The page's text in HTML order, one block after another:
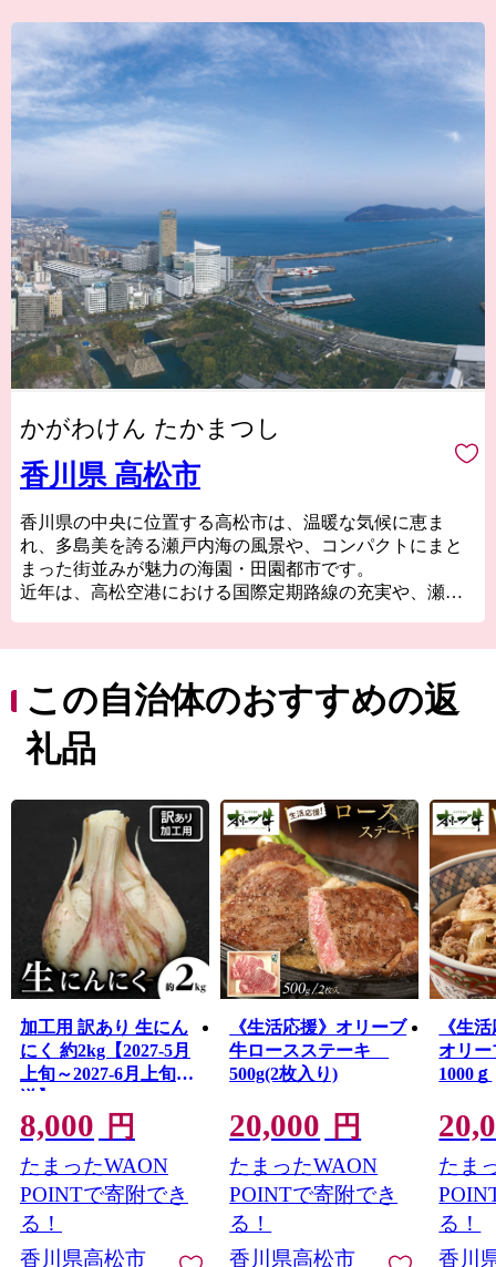
かがわけん たかまつし
香川県 高松市
香川県の中央に位置する高松市は、温暖な気候に恵ま
れ、多島美を誇る瀬戸内海の風景や、コンパクトにまと
まった街並みが魅力の海園・田園都市です。
近年は、高松空港における国際定期路線の充実や、瀬戸
から注目が高まっています。
誰もが訪れたくなる街、そして住みたくなる街へ。皆様
のお越しをお待ちしています。
この自治体のおすすめの返
礼品
加工用 訳あり 生にん
にく 約2kg【2027-5月
上旬～2027-6月上旬配
送】
8,000 円
たまったWAON
POINTで寄附でき
る！
香川県高松市
《生活応援》オリーブ
牛ロースステーキ
500g(2枚入り)
20,000 円
たまったWAON
POINTで寄附でき
る！
香川県高松市
《生
オリー
1000ｇ
たま
る！
香川